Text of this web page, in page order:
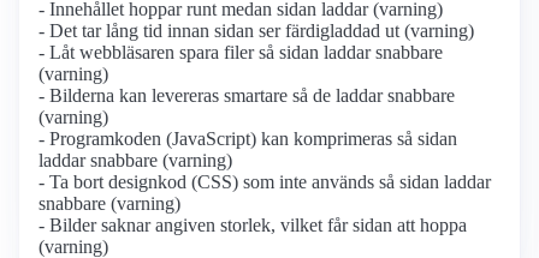
- Innehållet hoppar runt medan sidan laddar (varning)
- Det tar lång tid innan sidan ser färdigladdad ut (varning)
- Låt webbläsaren spara filer så sidan laddar snabbare
(varning)
- Bilderna kan levereras smartare så de laddar snabbare
(varning)
- Programkoden (JavaScript) kan komprimeras så sidan
laddar snabbare (varning)
- Ta bort designkod (CSS) som inte används så sidan laddar
snabbare (varning)
- Bilder saknar angiven storlek, vilket får sidan att hoppa
(varning)